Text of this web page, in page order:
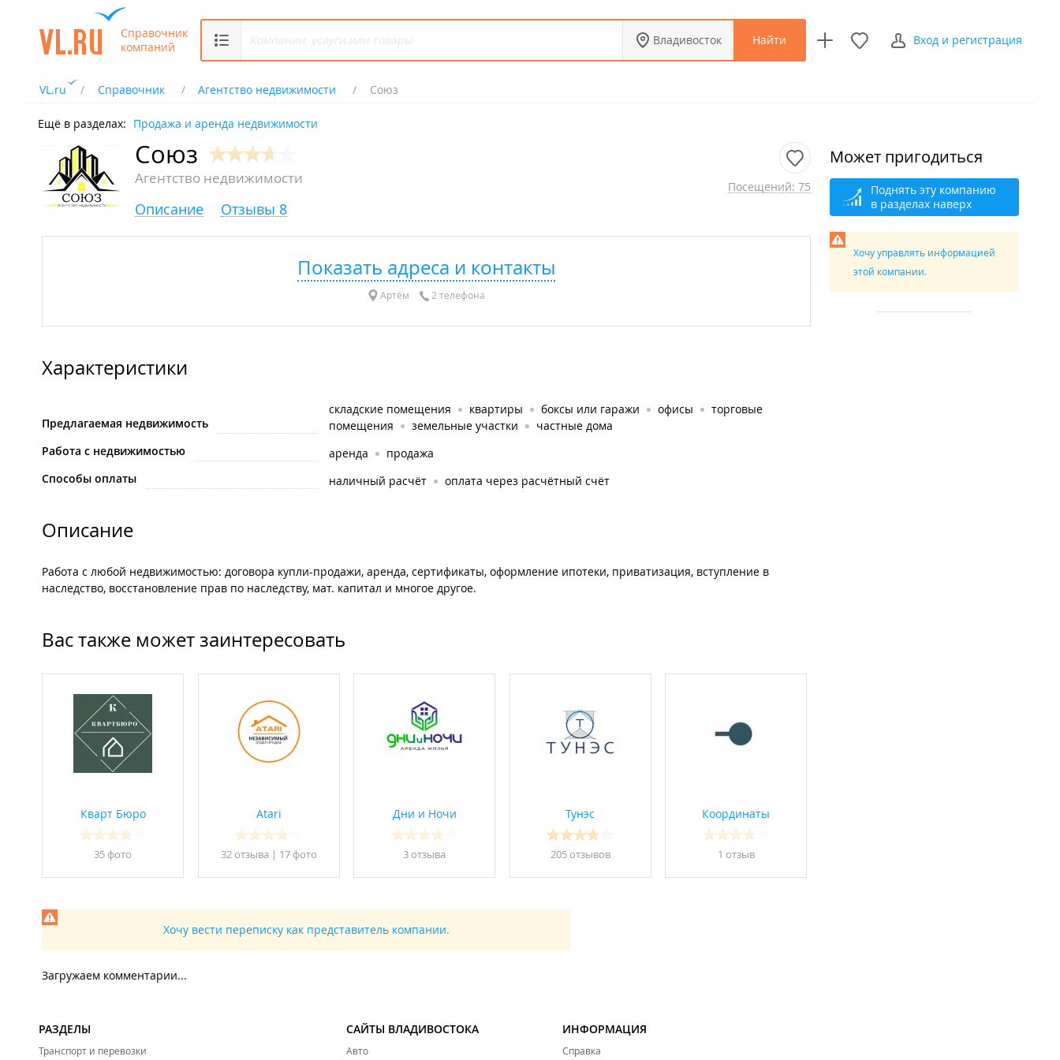
Справочник
компаний
Владивосток Найти Вход и регистрация
VL.ru Справочник Агентство недвижимости Союз
Ещё в разделах: Продажа и аренда недвижимости
Союз
Агентство недвижимости Посещений: 75
Описание Отзывы 8
Показать адреса и контакты
Артём 2 телефона
Характеристики
Предлагаемая недвижимость
складские помещения квартиры боксы или гаражи офисы
торговые
помещения
земельные участки
частные дома
Работа с недвижимостью
аренда
продажа
Способы оплаты
наличный расчёт оплата через расчётный счёт
Описание
Работа с любой недвижимостью: договора купли-продажи, аренда, сертификаты, оформление ипотеки, приватизация, вступление в
наследство, восстановление прав по наследству, мат. капитал и многое другое.
Вас также может заинтересовать
Кварт Бюро
35 фото
Atari
32 отзывa | 17 фото
Дни и Ночи
3 отзывa
Тунэс
205 отзывов
Координаты
1 отзыв
Хочу вести переписку как представитель компании.
Загружаем комментарии...
Может пригодиться
Поднять эту компанию
в разделах наверх
Хочу управлять информацией
этой компании.
РАЗДЕЛЫ
Транспорт и перевозки
САЙТЫ ВЛАДИВОСТОКА
Авто
ИНФОРМАЦИЯ
Справка